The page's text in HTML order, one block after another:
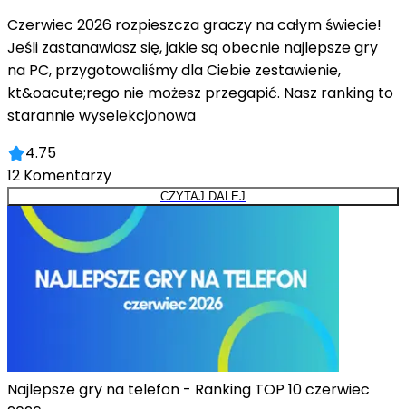
Czerwiec 2026 rozpieszcza graczy na całym świecie!
Jeśli zastanawiasz się, jakie są obecnie najlepsze gry
na PC, przygotowaliśmy dla Ciebie zestawienie,
kt&oacute;rego nie możesz przegapić. Nasz ranking to
starannie wyselekcjonowa
4.75
12 Komentarzy
CZYTAJ DALEJ
Najlepsze gry na telefon - Ranking TOP 10 czerwiec